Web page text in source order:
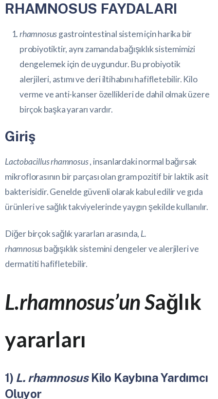
RHAMNOSUS FAYDALARI
rhamnosusgastrointestinal sistem için harika bir
probiyotiktir, aynı zamanda bağışıklık sistemimizi
dengelemek için de uygundur. Bu probiyotik
alerjileri, astımı ve deri iltihabını hafifletebilir. Kilo
verme ve anti-kanser özellikleri de dahil olmak üzere
birçok başka yararı vardır.
Giriş
Lactobacillus rhamnosus, insanlardaki normal bağırsak
mikroflorasının bir parçası olan gram pozitif bir laktik asit
bakterisidir. Genelde güvenli olarak kabul edilir ve gıda
ürünleri ve sağlık takviyelerinde yaygın şekilde kullanılır.
Diğer birçok sağlık yararları arasında, L.
rhamnosusbağışıklık sistemini dengeler ve alerjileri ve
dermatiti hafifletebilir.
L.rhamnosus’un Sağlık
yararları
1) L. rhamnosusKilo Kaybına Yardımcı
Oluyor